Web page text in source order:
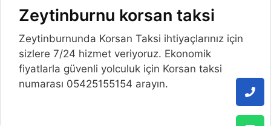
Zeytinburnu korsan taksi
Zeytinburnunda Korsan Taksi ihtiyaçlarınız için
sizlere 7/24 hizmet veriyoruz. Ekonomik
fiyatlarla güvenli yolculuk için Korsan taksi
numarası 05425155154 arayın.